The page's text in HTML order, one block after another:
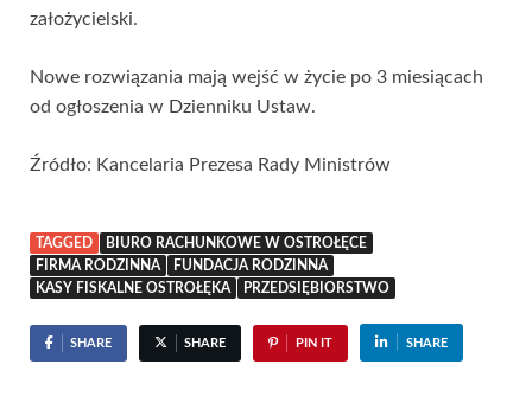
założycielski.
Nowe rozwiązania mają wejść w życie po 3 miesiącach
od ogłoszenia w Dzienniku Ustaw.
Źródło: Kancelaria Prezesa Rady Ministrów
TAGGED
BIURO RACHUNKOWE W OSTROŁĘCE
FIRMA RODZINNA
FUNDACJA RODZINNA
KASY FISKALNE OSTROŁĘKA
PRZEDSIĘBIORSTWO
SHARE SHARE PIN IT SHARE